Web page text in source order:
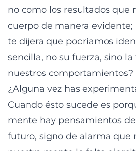
no como los resultados que
cuerpo de manera evidente;
te dijera que podríamos
sencilla, no su fuerza, sino
nuestros comportamientos?
¿Alguna vez has
Cuando ésto sucede es
mente hay pensamientos
futuro, signo de alarma que